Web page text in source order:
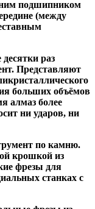
подшипником
(между
раз
Представляют
больших объёмов
алмаз более
ни ударов, ни
по камню.
крошкой из
фрезы для
станках с